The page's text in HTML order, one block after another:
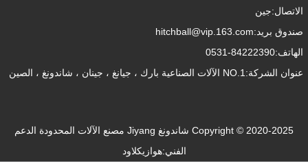
الاتصال:جين
صندوق بريد:hitchball@vip.163.com
الهاتف:0531-84222390
عنوان الشركة:NO.1 الآلات الصناعية بارك ، جيانغ ، جينان ، شاندونغ ، الصين
Copyright © 2020-2025 شاندونغ Jiyang مصنع الآلات المحدودة
الدعم
الفني:هوازيكلاود